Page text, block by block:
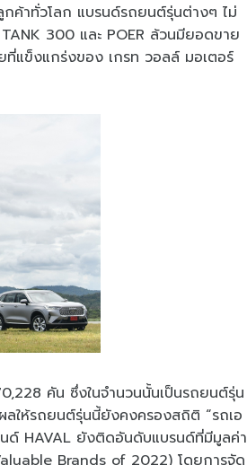
าทั่วโลก แบรนด์รถยนต์รุ่นต่างๆ ไม่
300 และ POER ล้วนมียอดขาย
แข็งแกร่งของ เกรท วอลล์ มอเตอร์
คัน ซึ่งในจำนวนนั้นเป็นรถยนต์รุ่น
ให้รถยนต์รุ่นนี้ยังคงครองสถิติ “รถเอ
ด์ HAVAL ยังติดอันดับแบรนด์ที่มีมูลค่า